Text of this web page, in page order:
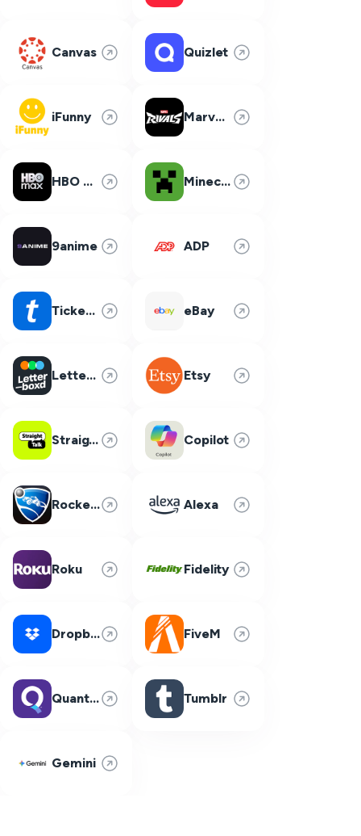
Canvas Quizlet
iFunny Marvel Rivals
HBO Max Minecraft
9anime ADP
Ticketmaster eBay
Letterboxd Etsy
Straight Talk Copilot
Rocket League Alexa
Roku Fidelity
Dropbox FiveM
Quantum Fiber Tumblr
Gemini